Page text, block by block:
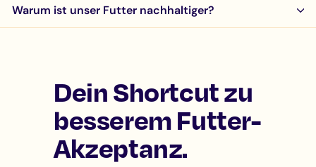
Warum ist unser Futter nachhaltiger?
Dein Shortcut zu
besserem Futter-
Akzeptanz.